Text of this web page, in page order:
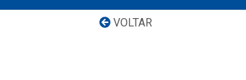
VOLTAR